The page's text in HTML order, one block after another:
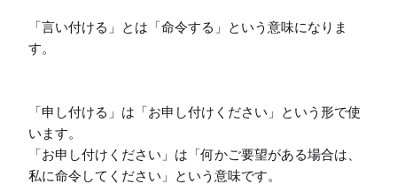
「言い付ける」とは「命令する」という意味になりま
す。
「申し付ける」は「お申し付けください」という形で使
います。
「お申し付けください」は「何かご要望がある場合は、
私に命令してください」という意味です。